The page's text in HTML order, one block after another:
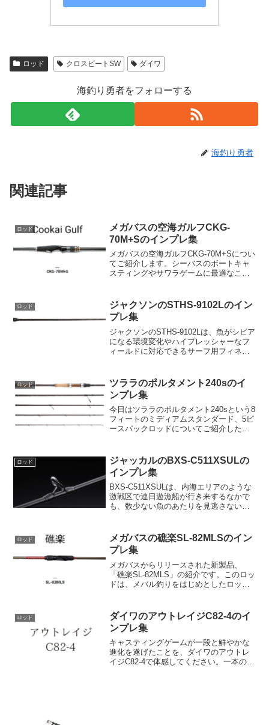
ロッド クロスビートSW ダイワ
海釣り勇者をフォローする
海釣り勇者
関連記事
ロッド
メガバスの空海ガルフCKG-
70M+Sのインプレ集
メガバスの空海ガルフCKG-70M+Sについ
てご紹介します。シーバスのボートキャ
スティングやサワラゲームに最適なこの
きはそのテーパーデザイン。大型ミノ
ー、巻き抵抗の強い...
ロッド
ジャクソンのSTHS-9102Lのイン
プレ集
ジャクソンのSTHS-9102Lは、魚がシビア
になる環境変化やハイプレッシャーなフ
ィールドに対応できるサーフ用フィネス
能にすることで、この軽量ルアーをロン
グキャスト...
ロッド
ツララのポルタメント240sのイ
ンプレ集
今日はツララのポルタメント240sという8
フィートのミディアムスタンダード、5ピ
ースパックロッドについてご紹介したい
います。ビッグレイクからソルトウォー
ターまで、幅広く使...
ロッド
ジャッカルのBXS-C511XSULの
インプレ集
BXS-C511XSULは、内海エリアのような
激戦区で連日遊漁船が行き来するなかで
も、数少ない魚のあたりを見逃さないた
は、魚に違和感を与えずに確実に食い込
ませることがで...
ロッド
メガバスの礁楽SL-82MLSのイン
プレ集
メガバスからリリースされた新製品、
「礁楽SL-82MLS」の紹介です。このロッ
ドは、メバル釣りをはじめとしたロック
つものとなっています。革新的なグラフ
ァイト構造礁楽SL...
ロッド
ダイワのアウトレイジC82-4のイ
ンプレ集
キャスティングゲームが一段と鮮やかな
進化を遂げたことを、ダイワのアウトレ
イジC82-4で体感してください。一本のロ